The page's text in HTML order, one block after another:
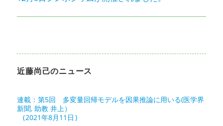
ー
ョ
ン
近藤尚己のニュース
連載：第5回 多変量回帰モデルを因果推論に用いる(医学界
新聞, 助教 井上）
2021年8月11日